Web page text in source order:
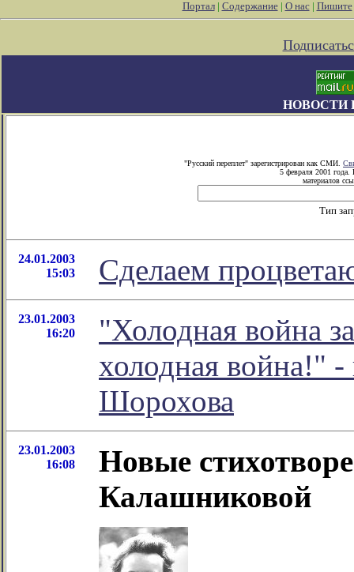
Портал| Содержание| О нас| Пишите
НОВОСТИ
"Русский переплет" зарегистрирован как СМИ.
5 февраля 2001 года.
материалов
Тип
24.01.2003
15:03
Сделаем
23.01.2003
16:20
"Холодная война
холодная война!" -
Шорохова
23.01.2003
16:08
Новые
Калашниковой